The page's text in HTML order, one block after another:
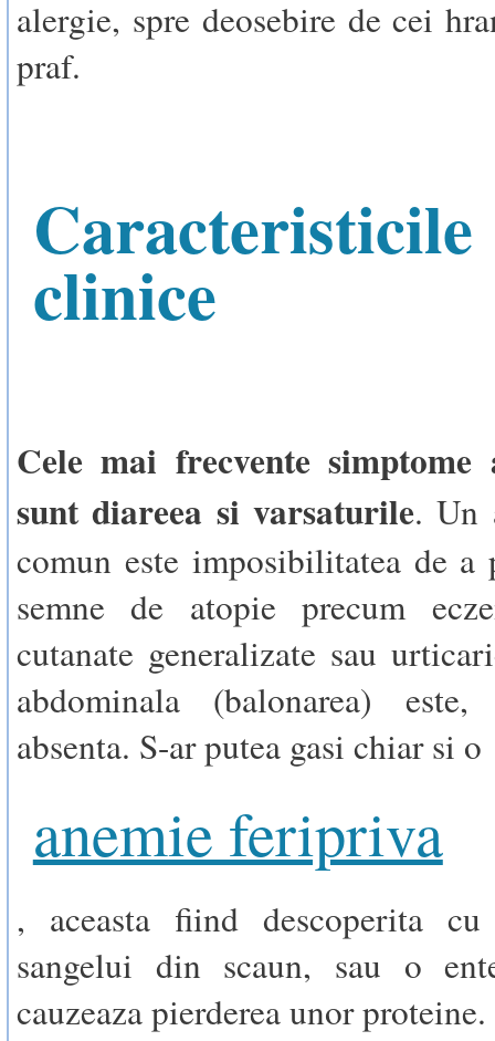
alergie, spre deosebire de cei
praf.
Caracteristicile
clinice
Cele mai frecvente simptome
sunt diareea si varsaturile. Un
comun este imposibilitatea de a
semne de atopie precum
cutanate generalizate sau
abdominala (balonarea)
absenta. S-ar putea gasi chiar si o
anemie feripriva
, aceasta fiind descoperita
sangelui din scaun, sau o
cauzeaza pierderea unor proteine.